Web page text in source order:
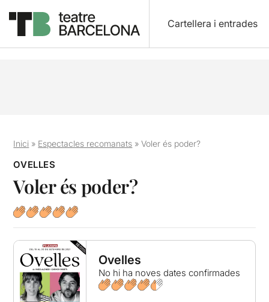
Cartellera i entrades
Inici » Espectacles recomanats »Voler és poder?
OVELLES
Voler és poder?
Ovelles
No hi ha noves dates confirmades